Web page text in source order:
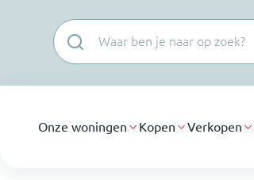
Onze woningen Kopen Verkopen